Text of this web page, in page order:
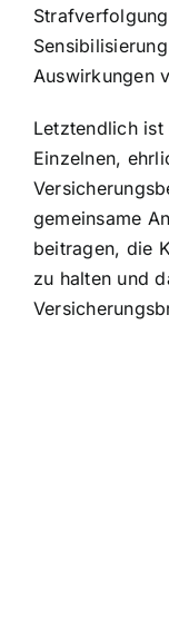
Auswirkungen
Letztendlich
Einzelnen,
gemeinsame
beitragen, die
zu halten und